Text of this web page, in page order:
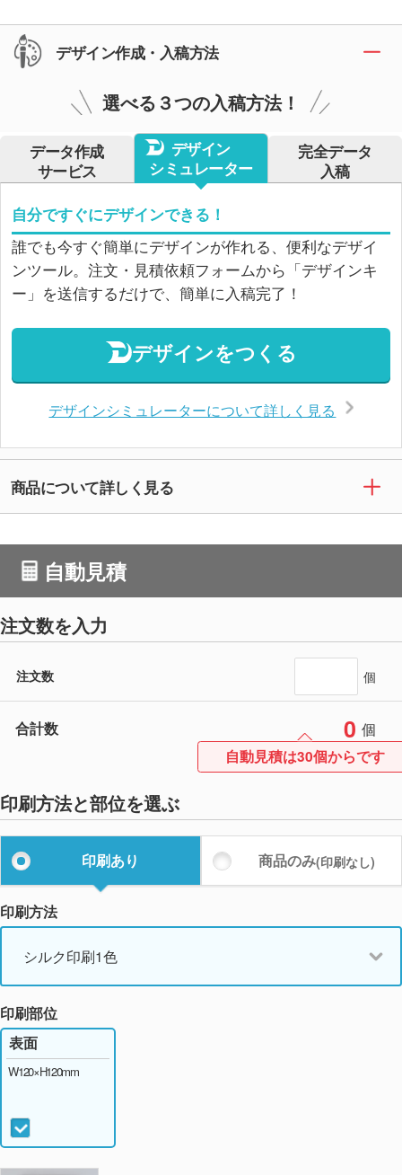
デザイン作成・入稿方法
選べる３つの入稿方法！
データ作成
サービス
デザイン
シミュレーター
完全データ
入稿
自分ですぐにデザインできる！
誰でも今すぐ簡単にデザインが作れる、便利なデザイ
ンツール。注文・見積依頼フォームから「デザインキ
ー」を送信するだけで、簡単に入稿完了！
デザインをつくる
デザインシミュレーターについて詳しく見る
商品について詳しく見る
自動見積
注文数を入力
注文数 個
合計数 0 個
自動見積は30個からです
印刷方法と部位を選ぶ
印刷あり 商品のみ(印刷なし)
印刷方法
シルク印刷1色
印刷部位
表面
W120×H120mm